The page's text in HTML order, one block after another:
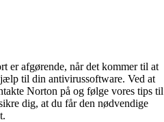
er afgørende, når det kommer til at
til din antivirussoftware. Ved at
Norton på og følge vores tips til
dig, at du får den nødvendige